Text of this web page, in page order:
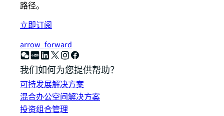
路径。
立即订阅
arrow_forward
我们如何为您提供帮助？
可持发展解决方案
混合办公空间解决方案
投资组合管理